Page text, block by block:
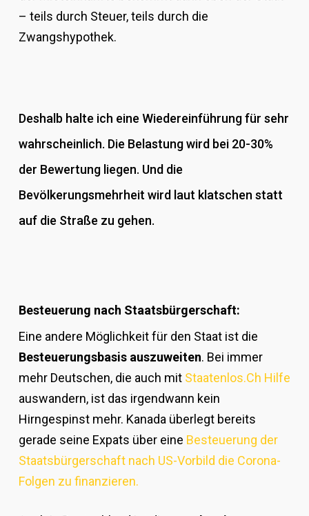
– teils durch Steuer, teils durch die
Zwangshypothek.
Deshalb halte ich eine Wiedereinführung für sehr
wahrscheinlich. Die Belastung wird bei 20-30%
der Bewertung liegen. Und die
Bevölkerungsmehrheit wird laut klatschen statt
auf die Straße zu gehen.
Besteuerung nach Staatsbürgerschaft:
Eine andere Möglichkeit für den Staat ist die
Besteuerungsbasis auszuweiten. Bei immer
mehr Deutschen, die auch mit Staatenlos.Ch Hilfe
auswandern, ist das irgendwann kein
Hirngespinst mehr. Kanada überlegt bereits
gerade seine Expats über eine Besteuerung der
Staatsbürgerschaft nach US-Vorbild die Corona-
Folgen zu finanzieren.